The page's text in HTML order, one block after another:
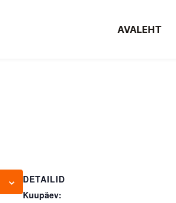
AVALEHT
DETAILID
Kuupäev: